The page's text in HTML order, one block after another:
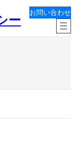
ー
お問い合わせ